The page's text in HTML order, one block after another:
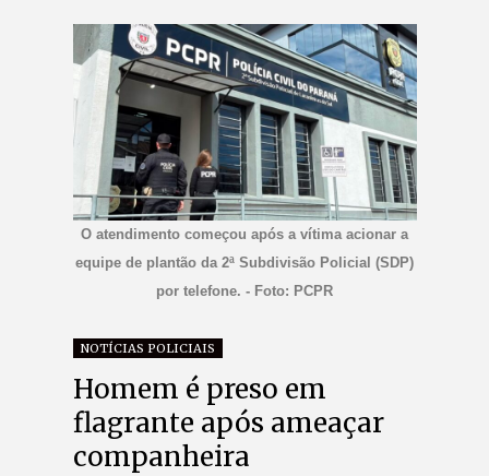
O atendimento começou após a vítima acionar a
equipe de plantão da 2ª Subdivisão Policial (SDP)
por telefone. - Foto: PCPR
NOTÍCIAS POLICIAIS
Homem é preso em
flagrante após ameaçar
companheira